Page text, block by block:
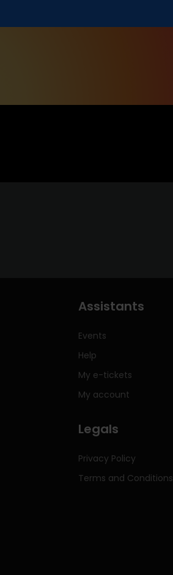
Assistants
Events
Help
My e-tickets
My account
Legals
Privacy Policy
Terms and Conditions